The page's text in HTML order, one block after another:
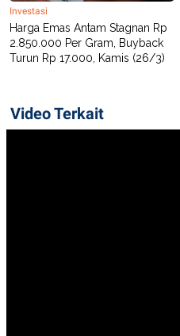
Investasi
Harga Emas Antam Stagnan Rp
2.850.000 Per Gram, Buyback
Turun Rp 17.000, Kamis (26/3)
Video Terkait